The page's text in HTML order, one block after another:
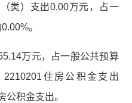
类）支出0.00万元，占一
。
万元，占一般公共预算
住房公积金支出
公积金支出。